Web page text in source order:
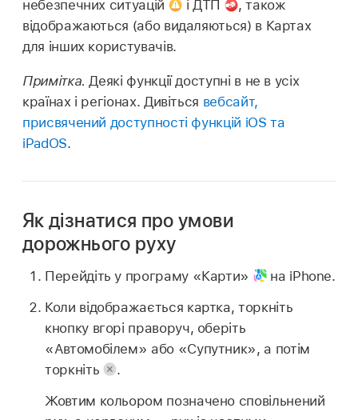
небезпечних ситуацій
і ДТП ,також
відображаються (або видаляються) в Картах
для інших користувачів.
Примітка.Деякі функції доступні в не в усіх
країнах і регіонах. Дивіться вебсайт,
присвячений доступності функцій iOS та
iPadOS.
Як дізнатися про умови
дорожнього руху
Перейдіть у програму «Карти»
на iPhone.
Коли відображається картка, торкніть
кнопку вгорі праворуч, оберіть
«Автомобілем» або «Супутник», а потім
торкніть
.
Жовтим кольором позначено сповільнений